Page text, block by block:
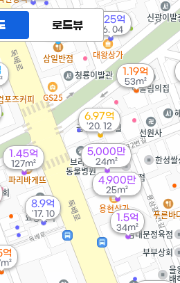
4억
억
1.19억
53m²
6.97억
'20. 12
4,900만
25m²
8.9억
'17. 10
6.25억
'16. 04
1.45억
127m²
5,000만
24m²
1.5억
34m²
로드뷰